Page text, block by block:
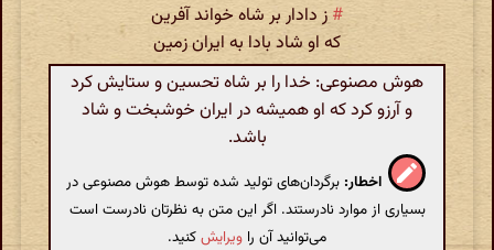
#ز دادار بر شاه خواند آفرین
که او شاد بادا به ایران زمین
هوش مصنوعی: خدا را بر شاه تحسین و ستایش کرد
و آرزو کرد که او همیشه در ایران خوشبخت و شاد
باشد.
اخطار: برگردان‌های تولید شده توسط هوش مصنوعی در
بسیاری از موارد نادرستند. اگر این متن به نظرتان نادرست است
می‌توانید آن را ویرایشکنید.